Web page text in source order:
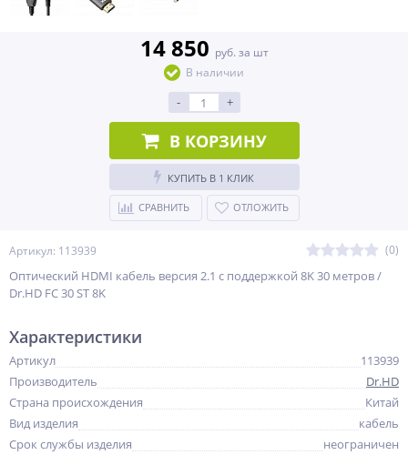
Артикул: 113939 (0)
Оптический HDMI кабель версия 2.1 с поддержкой 8K 30 метров /
Dr.HD FC 30 ST 8K
14 850 руб. за шт
В наличии
- +
В КОРЗИНУ
КУПИТЬ В 1 КЛИК
СРАВНИТЬ ОТЛОЖИТЬ
Характеристики
Артикул
113939
Производитель
Dr.HD
Страна происхождения
Китай
Вид изделия
кабель
Срок службы изделия
неограничен